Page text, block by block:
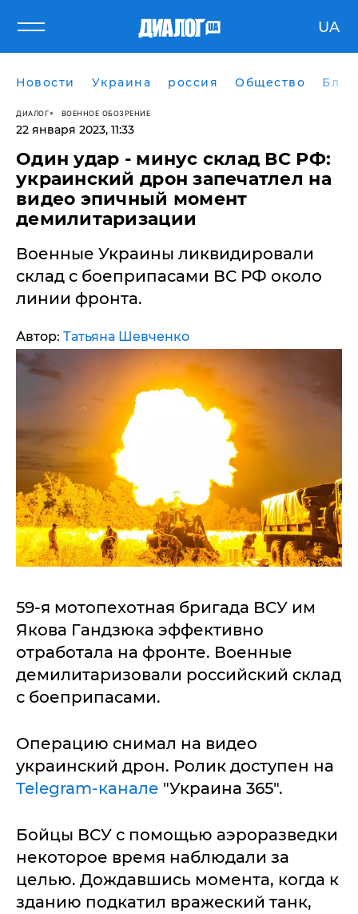
UA
Новости Украина россия Общество
ДИАЛОГ ВОЕННОЕ ОБОЗРЕНИЕ
22 января 2023, 11:33
​Один удар - минус склад ВС РФ:
украинский дрон запечатлел на
видео эпичный момент
демилитаризации
Военные Украины ликвидировали
склад с боеприпасами ВС РФ около
линии фронта.
Автор: Татьяна Шевченко
59-я мотопехотная бригада ВСУ им
Якова Гандзюка эффективно
отработала на фронте. Военные
демилитаризовали российский склад
с боеприпасами.
Операцию снимал на видео
украинский дрон. Ролик доступен на
Telegram-канале "Украина 365".
Бойцы ВСУ с помощью аэроразведки
некоторое время наблюдали за
целью. Дождавшись момента, когда к
зданию подкатил вражеский танк,